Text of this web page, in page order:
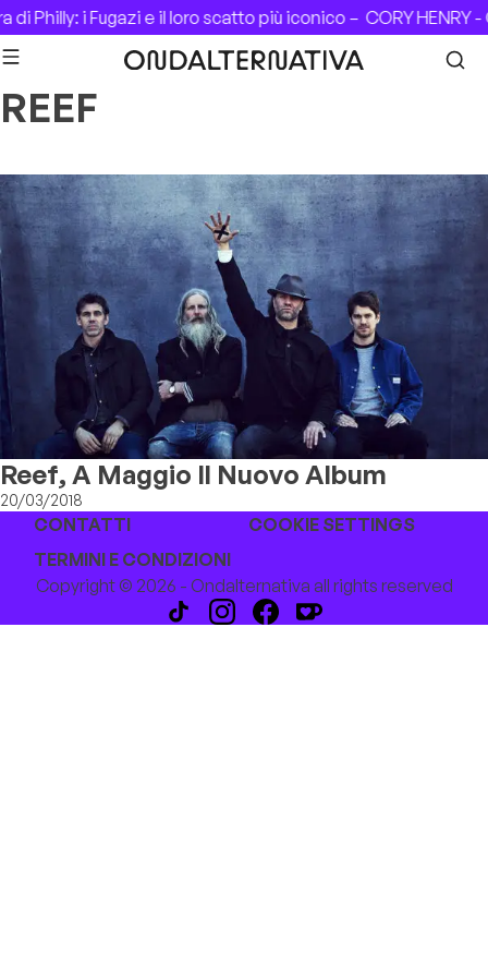
Skip to content
Philly: i Fugazi e il loro scatto più iconico – CORY HENRY
REEF
Reef, A Maggio Il Nuovo Album
20/03/2018
CONTATTI
COOKIE SETTINGS
TERMINI E CONDIZIONI
Copyright © 2026 - Ondalternativa all rights reserved